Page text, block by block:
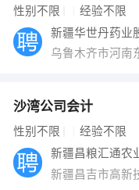
快递员
收银员
出纳
编辑
性别不限 经验不限
新疆华世丹药业
乌鲁木齐市河南
沙湾公司会计
性别不限 经验不限
新疆昌粮汇通农
新疆昌吉市高新